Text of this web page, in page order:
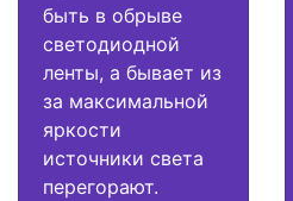
быть в обрыве
светодиодной
ленты, а бывает из
за максимальной
яркости
источники света
перегорают.